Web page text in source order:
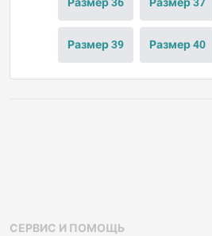
Размер 36 Размер 37
Размер 39 Размер 40
СЕРВИС И ПОМОЩЬ